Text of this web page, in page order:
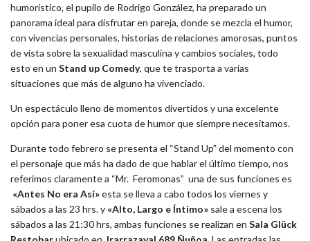
humorístico, el pupilo de Rodrigo González, ha preparado un
panorama ideal para disfrutar en pareja, donde se mezcla el humor,
con vivencias personales, historias de relaciones amorosas, puntos
de vista sobre la sexualidad masculina y cambios sociales, todo
esto en un Stand up Comedy, que te trasporta a varias
situaciones que más de alguno ha vivenciado.
Un espectáculo lleno de momentos divertidos y una excelente
opción para poner esa cuota de humor que siempre necesitamos.
Durante todo febrero se presenta el “Stand Up” del momento con
el personaje que más ha dado de que hablar el último tiempo, nos
referimos claramente a “Mr. Feromonas” una de sus funciones es
«Antes No era Así»esta se lleva a cabo todos los viernes y
sábados a las 23 hrs. y «Alto, Largo e Íntimo» sale a escena los
sábados a las 21:30 hrs, ambas funciones se realizan en Sala Glück